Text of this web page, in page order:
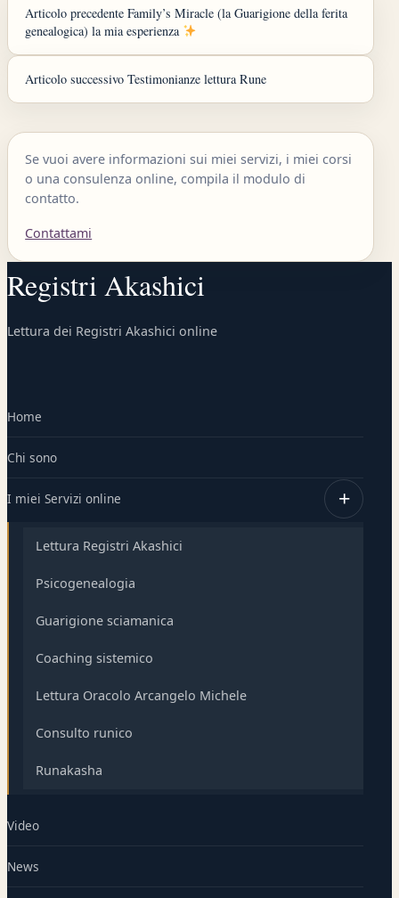
Articolo precedente Family’s Miracle (la Guarigione della ferita
genealogica) la mia esperienza
Articolo successivo Testimonianze lettura Rune
Se vuoi avere informazioni sui miei servizi, i miei corsi
o una consulenza online, compila il modulo di
contatto.
Contattami
Registri Akashici
Lettura dei Registri Akashici online
Home
Chi sono
I miei Servizi online
Lettura Registri Akashici
Psicogenealogia
Guarigione sciamanica
Coaching sistemico
Lettura Oracolo Arcangelo Michele
Consulto runico
Runakasha
Video
News